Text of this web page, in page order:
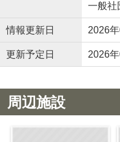
一般社
情報更新日 2026
更新予定日 2026
周辺施設